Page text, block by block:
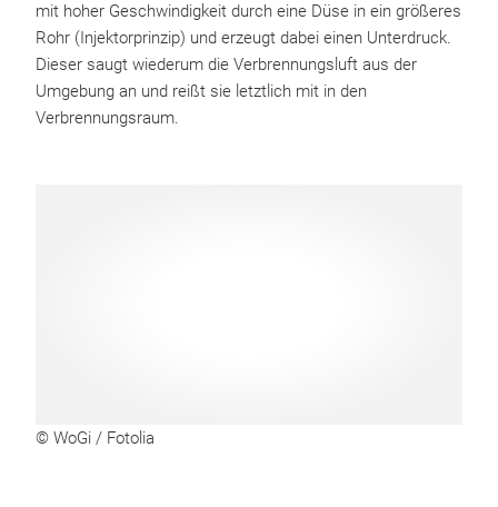
mit hoher Geschwindigkeit durch eine Düse in ein größeres
Rohr (Injektorprinzip) und erzeugt dabei einen Unterdruck.
Dieser saugt wiederum die Verbrennungsluft aus der
Umgebung an und reißt sie letztlich mit in den
Verbrennungsraum.
© WoGi / Fotolia